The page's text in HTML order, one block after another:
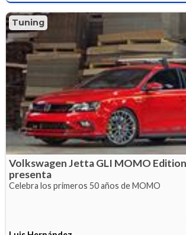
Tuning
Volkswagen Jetta GLI MOMO
presenta
Celebra los primeros 50 años de MOMO